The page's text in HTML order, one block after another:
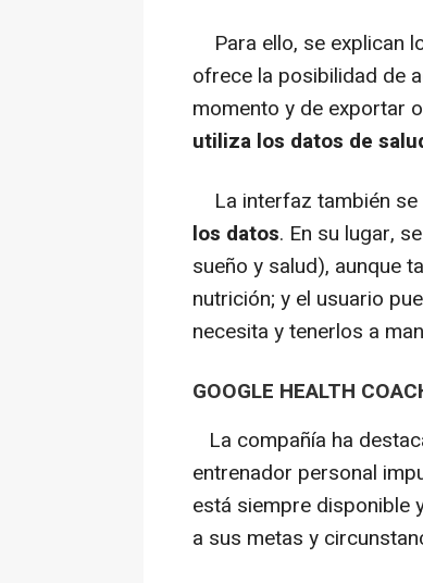
Para ello, se explican
ofrece la posibilidad de
momento y de exportar
utiliza los datos de
La interfaz también se
los datos. En su lugar,
sueño y salud), aunque
nutrición; y el usuario
necesita y tenerlos a
GOOGLE HEALTH
La compañía ha
entrenador personal
está siempre disponible
a sus metas y